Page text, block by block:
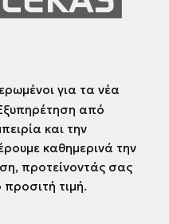
για τα νέα
από
και την
καθημερινά την
προτείνοντάς σας
τιμή.